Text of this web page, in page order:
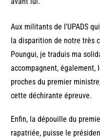
Aux militants de l’UPADS
la disparition de notre très
Poungui, je traduis ma
accompagnent, également,
proches du premier
cette déchirante épreuve.
Enfin, la dépouille du
rapatriée, puisse le